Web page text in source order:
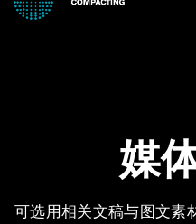
媒
可选用相关文稿与图文素